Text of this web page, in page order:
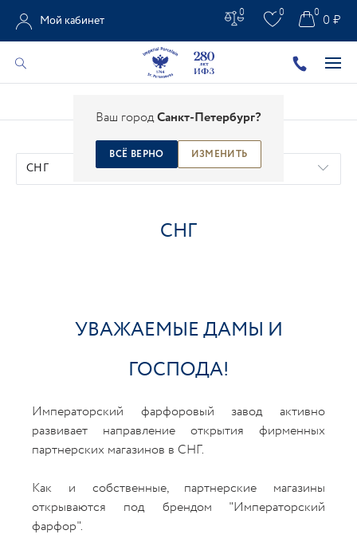
Ваш городСанкт-Петербург?
ВСЁ ВЕРНО ИЗМЕНИТЬ
Мой кабинет
0 0 0 ₽
0
СНГ
УВАЖАЕМЫЕ ДАМЫ И
ГОСПОДА!
Императорский фарфоровый завод активно
развивает направление открытия фирменных
партнерских магазинов в СНГ.
Как и собственные, партнерские магазины
открываются под брендом "Императорский
фарфор".
СНГ